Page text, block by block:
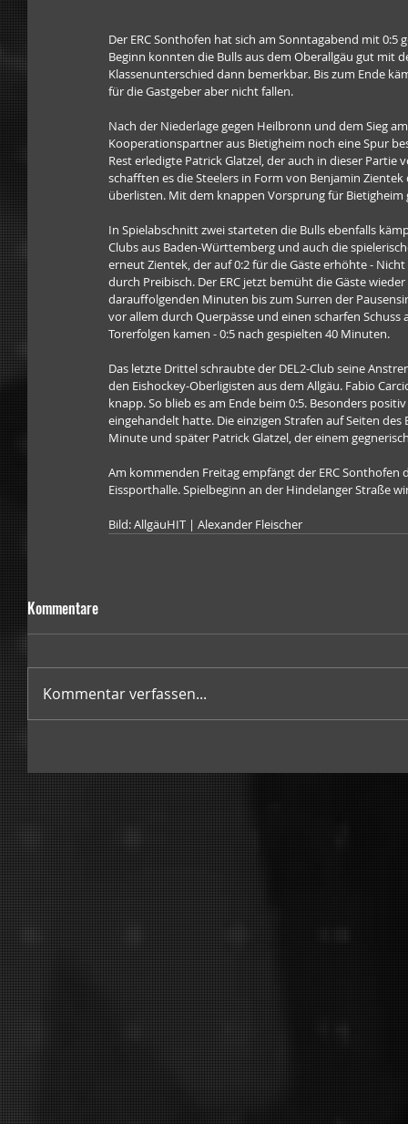
Der ERC Sonthofen hat sich am Sonntagabend mit 0:5
Beginn konnten die Bulls aus dem Oberallgäu gut mit
Klassenunterschied dann bemerkbar. Bis zum Ende
für die Gastgeber aber nicht fallen.
Nach der Niederlage gegen Heilbronn und dem Sieg
Kooperationspartner aus Bietigheim noch eine Spur
Rest erledigte Patrick Glatzel, der auch in dieser
schafften es die Steelers in Form von Benjamin
überlisten. Mit dem knappen Vorsprung für
In Spielabschnitt zwei starteten die Bulls ebenfalls
Clubs aus Baden-Württemberg und auch die
erneut Zientek, der auf 0:2 für die Gäste erhöhte -
durch Preibisch. Der ERC jetzt bemüht die Gäste
darauffolgenden Minuten bis zum Surren der
vor allem durch Querpässe und einen scharfen
Torerfolgen kamen - 0:5 nach gespielten 40 Minuten.
Das letzte Drittel schraubte der DEL2-Club seine
den Eishockey-Oberligisten aus dem Allgäu. Fabio
knapp. So blieb es am Ende beim 0:5. Besonders
eingehandelt hatte. Die einzigen Strafen auf Seiten
Minute und später Patrick Glatzel, der einem
Am kommenden Freitag empfängt der ERC
Eissporthalle. Spielbeginn an der Hindelanger Straße
Bild: AllgäuHIT | Alexander Fleischer
Kommentare
Kommentar verfassen...